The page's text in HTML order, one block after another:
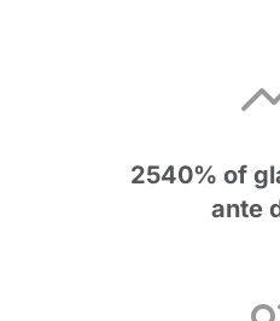
2540% of
ante